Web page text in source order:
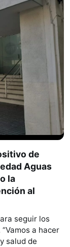
de
Aguas
la
al
seguir los
a hacer
salud de